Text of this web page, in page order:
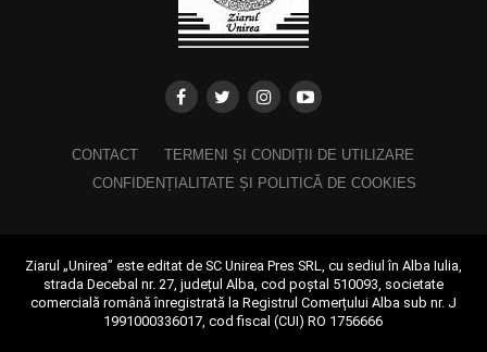
CONTACT
TERMENI ȘI CONDIȚII DE UTILIZARE
CONFIDENȚIALITATE ȘI POLITICĂ DE COOKIES
Ziarul „Unirea” este editat de SC Unirea Pres SRL, cu sediul în Alba Iulia,
strada Decebal nr. 27, județul Alba, cod poștal 510093, societate
comercială română înregistrată la Registrul Comerțului Alba sub nr. J
1991000336017, cod fiscal (CUI) RO 1756666